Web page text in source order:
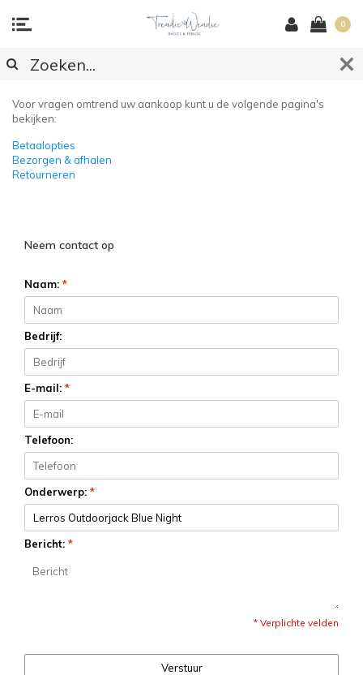
0
KLANTENSERVICE
Voor vragen omtrend uw aankoop kunt u de volgende pagina's
bekijken:
Betaalopties
Bezorgen & afhalen
Retourneren
Neem contact op
Naam: *
Bedrijf:
E-mail: *
Telefoon:
Onderwerp: *
Bericht: *
* Verplichte velden
Verstuur